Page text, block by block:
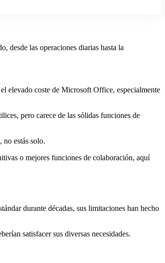
desde las operaciones diarias hasta la
elevado coste de Microsoft Office, especialmente
pero carece de las sólidas funciones de
no estás solo.
o mejores funciones de colaboración, aquí
durante décadas, sus limitaciones han hecho
satisfacer sus diversas necesidades.